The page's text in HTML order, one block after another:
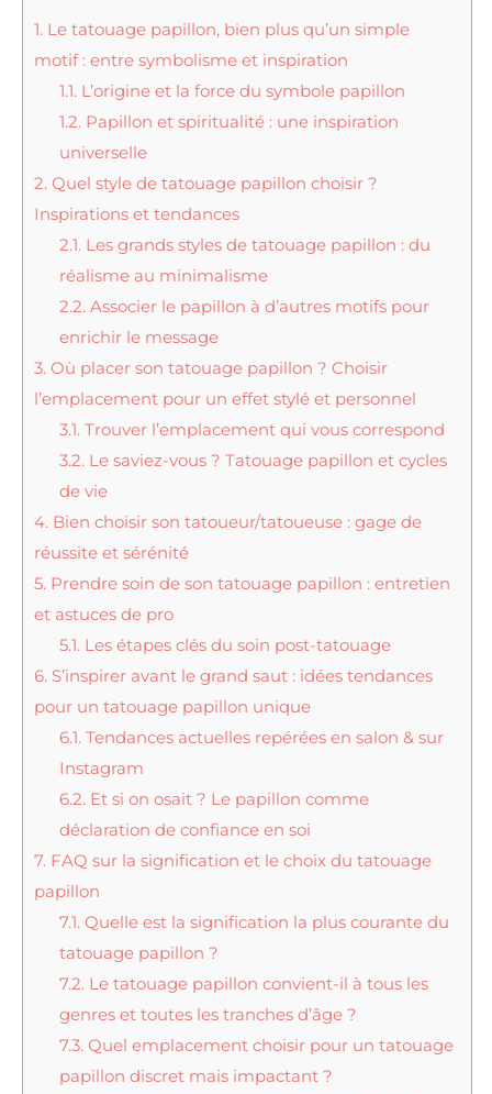
1. Le tatouage papillon, bien plus qu’un simple
motif : entre symbolisme et inspiration
1.1. L’origine et la force du symbole papillon
1.2. Papillon et spiritualité : une inspiration
universelle
2. Quel style de tatouage papillon choisir ?
Inspirations et tendances
2.1. Les grands styles de tatouage papillon : du
réalisme au minimalisme
2.2. Associer le papillon à d’autres motifs pour
enrichir le message
3. Où placer son tatouage papillon ? Choisir
l’emplacement pour un effet stylé et personnel
3.1. Trouver l’emplacement qui vous correspond
3.2. Le saviez-vous ? Tatouage papillon et cycles
de vie
4. Bien choisir son tatoueur/tatoueuse : gage de
réussite et sérénité
5. Prendre soin de son tatouage papillon : entretien
et astuces de pro
5.1. Les étapes clés du soin post-tatouage
6. S’inspirer avant le grand saut : idées tendances
pour un tatouage papillon unique
6.1. Tendances actuelles repérées en salon & sur
Instagram
6.2. Et si on osait ? Le papillon comme
déclaration de confiance en soi
7. FAQ sur la signification et le choix du tatouage
papillon
7.1. Quelle est la signification la plus courante du
tatouage papillon ?
7.2. Le tatouage papillon convient-il à tous les
genres et toutes les tranches d’âge ?
7.3. Quel emplacement choisir pour un tatouage
papillon discret mais impactant ?